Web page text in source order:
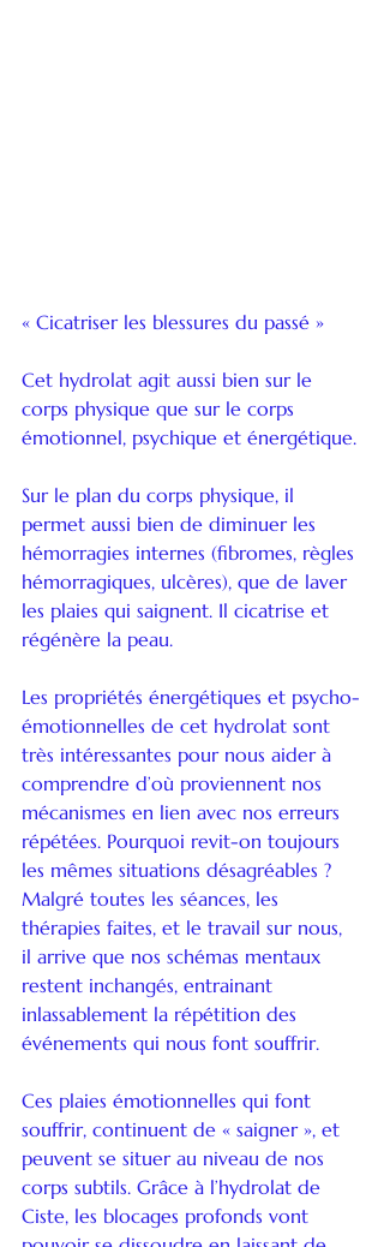
« Cicatriser les blessures du passé »
Cet hydrolat agit aussi bien sur le
corps physique que sur le corps
émotionnel, psychique et énergétique.
Sur le plan du corps physique, il
permet aussi bien de diminuer les
hémorragies internes (fibromes, règles
hémorragiques, ulcères), que de laver
les plaies qui saignent. Il cicatrise et
régénère la peau.
Les propriétés énergétiques et psycho-
émotionnelles de cet hydrolat sont
très intéressantes pour nous aider à
comprendre d’où proviennent nos
mécanismes en lien avec nos erreurs
répétées. Pourquoi revit-on toujours
les mêmes situations désagréables ?
Malgré toutes les séances, les
thérapies faites, et le travail sur nous,
il arrive que nos schémas mentaux
restent inchangés, entrainant
inlassablement la répétition des
événements qui nous font souffrir.
Ces plaies émotionnelles qui font
souffrir, continuent de « saigner », et
peuvent se situer au niveau de nos
corps subtils. Grâce à l’hydrolat de
Ciste, les blocages profonds vont